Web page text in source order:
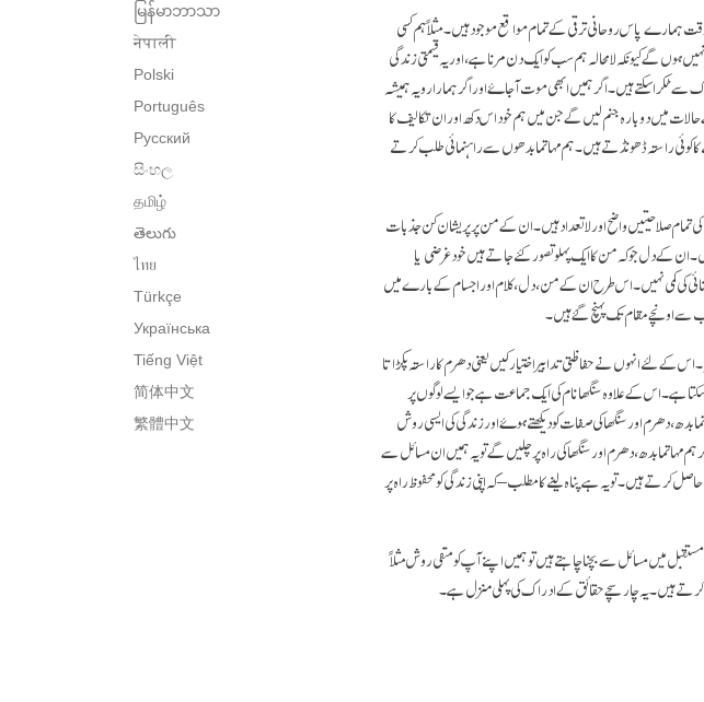
မြန်မာဘာသာ
नेपाली
Polski
Português
Русский
සිංහල
தமிழ்
తెలుగు
ไทย
Türkçe
Українська
Tiếng Việt
简体中文
繁體中文
ہمارے پاس روحانی ترقی کے تمام مواقع موجود ہیں۔ مثلاً ہم کسی
ہوں گے کیونکہ لا محالہ ہم سب کو ایک دن مرنا ہے، اور یہ قیمتی زندگی
ٹکرا سکتے ہیں۔ اگر ہمیں ابھی موت آجاۓ اور اگر ہمارا رویہ ہمیشہ
میں دوبارہ جنم لیں گے جن میں ہم خود اس دکھ اور ان تکالیف کا
کوئی راستہ ڈھونڈتے ہیں۔ ہم مہاتما بدھوں سے راہنمائی طلب کرتے
کی تمام صلاحیتیں واضح اور لاتعداد ہیں۔ ان کے من پر پریشان کن جذبات
ان کے دل جو کہ من کا ایک پہلو تصور کئے جاتے ہیں خود غرضی یا
کی کمی نہیں۔ اس طرح ان کے من، دل، کلام اور اجسام کے بارے میں
سب سے اونچے مقام تک پہنچ گۓ ہیں۔
کے لئے انہوں نے حفاظتی تدابیر اختیار کیں یعنی دھرم کا راستہ پکڑا تا
ہے۔ اس کے علاوہ سنگھا نام کی ایک جماعت ہے جو ایسے لوگوں پر
، دھرم اور سنگھا کی صفات کو دیکھتے ہوۓ اور زندگی کی ایسی روش
مہاتما بدھ ، دھرم اور سنگھا کی راہ پر چلیں گے تو یہ ہمیں ان مسائل سے
کرتے ہیں۔ تو یہ ہے پناہ لینے کا مطلب – کہ اپنی زندگی کو محفوظ راہ پر
میں مسائل سے بچنا چاہتے ہیں تو ہمیں اپنے آپ کو منفی روش مثلاً
کرتے ہیں۔ یہ چار سچے حقائق کے ادراک کی پہلی منزل ہے۔